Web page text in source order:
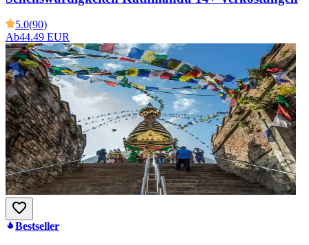
5.0(90)
Ab44.49 EUR
Bestseller